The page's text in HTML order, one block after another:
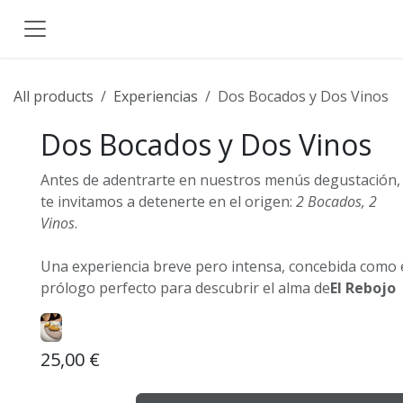
All products Experiencias Dos Bocados y Dos Vinos
Dos Bocados y Dos Vinos
Antes de adentrarte en nuestros menús degustación,
te invitamos a detenerte en el origen:2 Bocados, 2
Vinos.
Una experiencia breve pero intensa, concebida como
prólogo perfecto para descubrir el alma deEl Rebojo
25,00 €